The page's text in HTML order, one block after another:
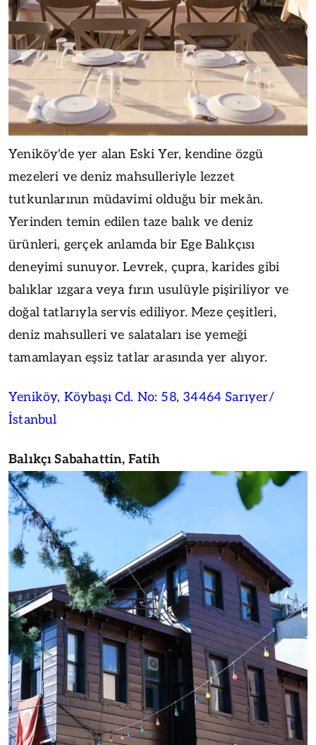
Yeniköy'de yer alan Eski Yer, kendine özgü
mezeleri ve deniz mahsulleriyle lezzet
tutkunlarının müdavimi olduğu bir mekân.
Yerinden temin edilen taze balık ve deniz
ürünleri, gerçek anlamda bir Ege Balıkçısı
deneyimi sunuyor. Levrek, çupra, karides gibi
balıklar ızgara veya fırın usulüyle pişiriliyor ve
doğal tatlarıyla servis ediliyor. Meze çeşitleri,
deniz mahsulleri ve salataları ise yemeği
tamamlayan eşsiz tatlar arasında yer alıyor.
Yeniköy, Köybaşı Cd. No: 58, 34464 Sarıyer/
İstanbul
Balıkçı Sabahattin, Fatih